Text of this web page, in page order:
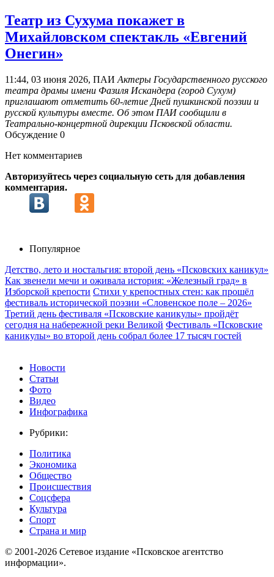
Театр из Сухума покажет в
Михайловском спектакль «Евгений
Онегин»
11:44, 03 июня 2026, ПАИ Актеры Государственного русского
театра драмы имени Фазиля Искандера (город Сухум)
приглашают отметить 60-летие Дней пушкинской поэзии и
русской культуры вместе. Об этом ПАИ сообщили в
Театрально-концертной дирекции Псковской области.
Обсуждение 0
Нет комментариев
Авторизуйтесь через социальную сеть для добавления
комментария.
Популярное
Детство, лето и ностальгия: второй день «Псковских каникул»
Как звенели мечи и оживала история: «Железный град» в
Изборской крепости Стихи у крепостных стен: как прошёл
фестиваль исторической поэзии «Словенское поле – 2026»
Третий день фестиваля «Псковские каникулы» пройдёт
сегодня на набережной реки Великой Фестиваль «Псковские
каникулы» во второй день собрал более 17 тысяч гостей
Новости
Статьи
Фото
Видео
Инфографика
Рубрики:
Политика
Экономика
Общество
Происшествия
Соцсфера
Культура
Спорт
Страна и мир
© 2001-2026 Сетевое издание «Псковское агентство
информации».